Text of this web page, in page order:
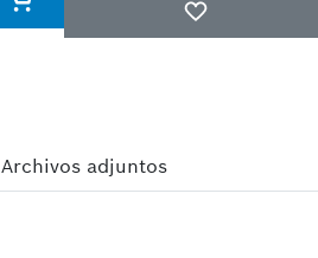
Archivos adjuntos